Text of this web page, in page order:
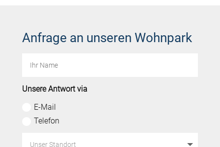
Anfrage an unseren Wohnpark
Unsere Antwort via
E-Mail
Telefon